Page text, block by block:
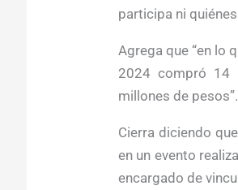
participa ni
Agrega que “en lo
2024 compró 14
millones de pesos”.
Cierra diciendo
en un evento
encargado de